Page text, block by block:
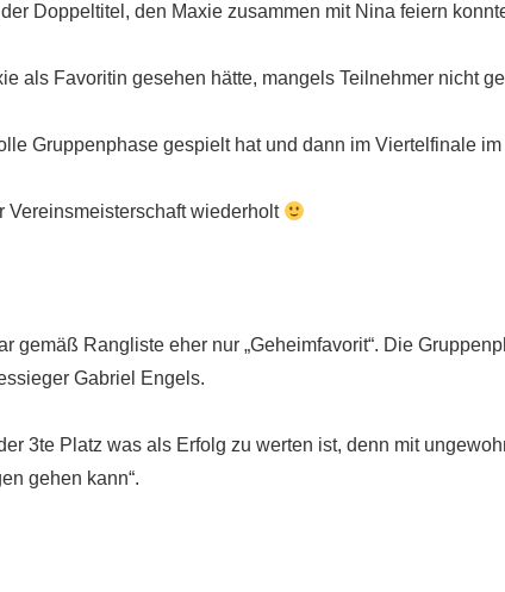
Doppeltitel, den Maxie zusammen mit Nina feiern
als Favoritin gesehen hätte, mangels Teilnehmer nicht
Gruppenphase gespielt hat und dann im Viertelfinale
Vereinsmeisterschaft wiederholt
gemäß Rangliste eher nur „Geheimfavorit“. Die
Gabriel Engels.
3te Platz was als Erfolg zu werten ist, denn mit
gehen kann“.